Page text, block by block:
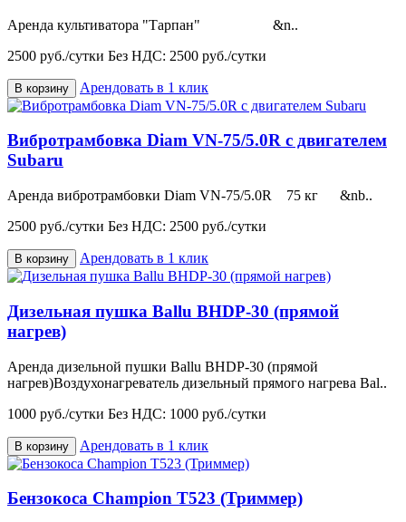
Аренда культиватора "Тарпан" &n..
2500 руб./сутки Без НДС: 2500 руб./сутки
В корзину Арендовать в 1 клик
Вибротрамбовка Diam VN-75/5.0R с двигателем
Subaru
Аренда вибротрамбовки Diam VN-75/5.0R 75 кг &nb..
2500 руб./сутки Без НДС: 2500 руб./сутки
В корзину Арендовать в 1 клик
Дизельная пушка Ballu BHDP-30 (прямой
нагрев)
Аренда дизельной пушки Ballu BHDP-30 (прямой
нагрев)Воздухонагреватель дизельный прямого нагрева Bal..
1000 руб./сутки Без НДС: 1000 руб./сутки
В корзину Арендовать в 1 клик
Бензокоса Champion T523 (Триммер)